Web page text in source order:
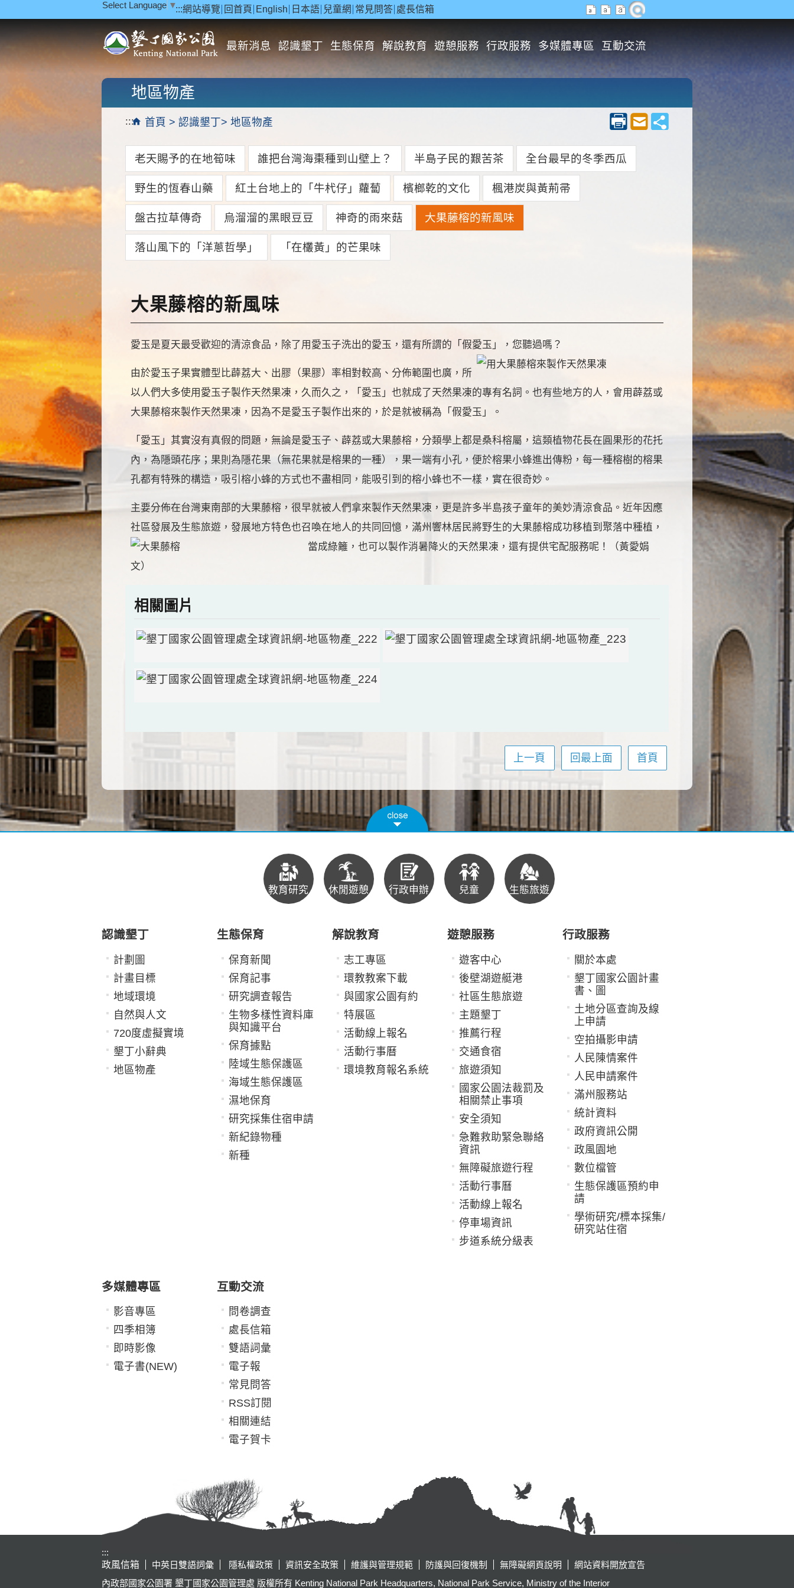
:::網站導覽 回首頁 English 日本語 兒童網 常見問答 處長信箱
Select Language ▼
最新消息 認識墾丁 生態保育 解說教育 遊憩服務 行政服務 多媒體專區 互動交流
::: 首頁 認識墾丁 地區物產
地區物產
老天賜予的在地筍味 誰把台灣海棗種到山壁上？ 半島子民的艱苦茶 全台最早的冬季西瓜
野生的恆春山藥 紅土台地上的「牛杙仔」蘿蔔 檳榔乾的文化 楓港炭與黃荊帚
盤古拉草傳奇 烏溜溜的黑眼豆豆 神奇的雨來菇 大果藤榕的新風味
落山風下的「洋蔥哲學」 「在欉黃」的芒果味
大果藤榕的新風味
愛玉是夏天最受歡迎的清涼食品，除了用愛玉子洗出的愛玉，還有所謂的「假愛玉」，您聽過嗎？
由於愛玉子果實體型比薜荔大、出膠（果膠）率相對較高、分佈範圍也廣，所
以人們大多使用愛玉子製作天然果凍，久而久之，「愛玉」也就成了天然果凍的專有名詞。也有些地方的人，會用薜荔或
大果藤榕來製作天然果凍，因為不是愛玉子製作出來的，於是就被稱為「假愛玉」。
「愛玉」其實沒有真假的問題，無論是愛玉子、薜荔或大果藤榕，分類學上都是桑科榕屬，這類植物花長在圓果形的花托
內，為隱頭花序；果則為隱花果（無花果就是榕果的一種），果一端有小孔，便於榕果小蜂進出傳粉，每一種榕樹的榕果
孔都有特殊的構造，吸引榕小蜂的方式也不盡相同，能吸引到的榕小蜂也不一樣，實在很奇妙。
主要分佈在台灣東南部的大果藤榕，很早就被人們拿來製作天然果凍，更是許多半島孩子童年的美妙清涼食品。近年因應
社區發展及生態旅遊，發展地方特色也召喚在地人的共同回憶，滿州響林居民將野生的大果藤榕成功移植到聚落中種植，
當成綠籬，也可以製作消暑降火的天然果凍，還有提供宅配服務呢！（黃愛娟
文）
相關圖片
上一頁 回最上面 首頁
教育研究 休閒遊憩 行政申辦 兒童 生態旅遊
認識墾丁
計劃圖
計畫目標
地域環境
自然與人文
720度虛擬實境
墾丁小辭典
地區物產
生態保育
保育新聞
保育記事
研究調查報告
生物多樣性資料庫
與知識平台
保育據點
陸域生態保護區
海域生態保護區
濕地保育
研究採集住宿申請
新紀錄物種
新種
解說教育
志工專區
環教教案下載
與國家公園有約
特展區
活動線上報名
活動行事曆
環境教育報名系統
遊憩服務
遊客中心
後壁湖遊艇港
社區生態旅遊
主題墾丁
推薦行程
交通食宿
旅遊須知
國家公園法裁罰及
相關禁止事項
安全須知
急難救助緊急聯絡
資訊
無障礙旅遊行程
活動行事曆
活動線上報名
停車場資訊
步道系統分級表
行政服務
關於本處
墾丁國家公園計畫
書、圖
土地分區查詢及線
上申請
空拍攝影申請
人民陳情案件
人民申請案件
滿州服務站
統計資料
政府資訊公開
政風園地
數位檔管
生態保護區預約申
請
學術研究/標本採集/
研究站住宿
多媒體專區
影音專區
四季相簿
即時影像
電子書(NEW)
互動交流
問卷調查
處長信箱
雙語詞彙
電子報
常見問答
RSS訂閱
相關連結
電子賀卡
:::
政風信箱
中英日雙語詞彙 隱私權政策 資訊安全政策 維護與管理規範 防護與回復機制 無障礙網頁說明
網站資料開放宣告
內政部國家公園署 墾丁國家公園管理處 版權所有 Kenting National Park Headquarters, National Park Service, Ministry of the Interior